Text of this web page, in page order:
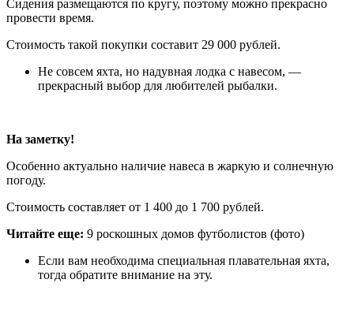
Сидения размещаются по кругу, поэтому можно прекрасно
провести время.
Стоимость такой покупки составит 29 000 рублей.
Не совсем яхта, но надувная лодка с навесом, —
прекрасный выбор для любителей рыбалки.
На заметку!
Особенно актуально наличие навеса в жаркую и солнечную
погоду.
Стоимость составляет от 1 400 до 1 700 рублей.
Читайте еще: 9 роскошных домов футболистов (фото)
Если вам необходима специальная плавательная яхта,
тогда обратите внимание на эту.